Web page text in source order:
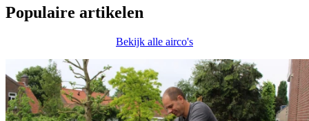
Populaire artikelen
Bekijk alle airco's